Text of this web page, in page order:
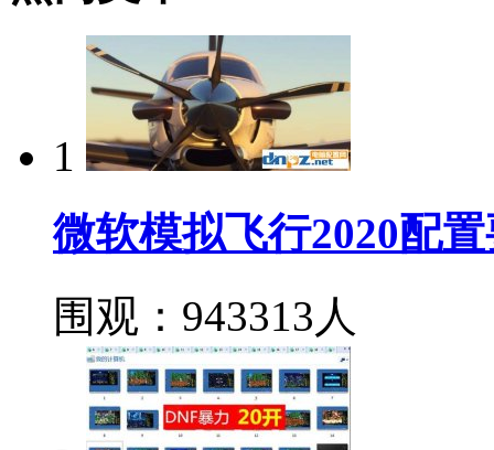
1
微软模拟飞行2020配
围观：943313人